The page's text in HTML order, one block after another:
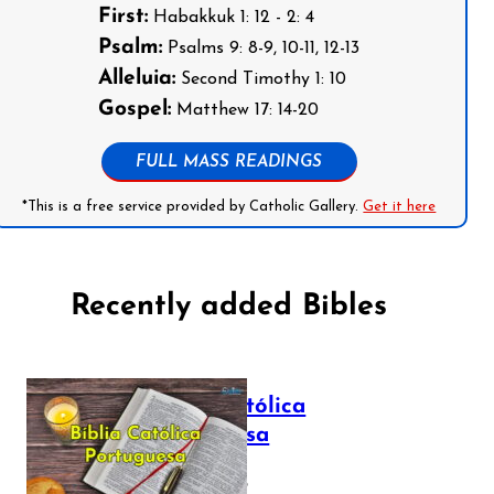
First: Habakkuk 1: 12 - 2: 4
Psalm: Psalms 9: 8-9, 10-11, 12-13
Alleluia: Second Timothy 1: 10
Gospel: Matthew 17: 14-20
FULL MASS READINGS
*This is a free service provided by Catholic Gallery.Get it here
Recently added Bibles
Bíblia Católica
Portuguesa
July 16, 2025